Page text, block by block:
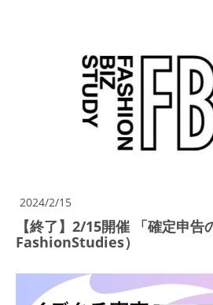
2024/2/15
【終了】2/15開催 「確定申告
FashionStudies）